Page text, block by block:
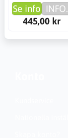
Se info INFO.
445,00 kr